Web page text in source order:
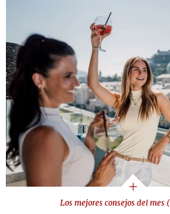
Los mejores consejos del mes